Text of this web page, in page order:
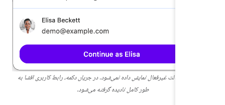
افشا در حالت غیرفعال نمایش داده نمی‌شود. در جریان دکمه، رابط کاربری افشا به
طور کامل نادیده گرفته می‌شود.